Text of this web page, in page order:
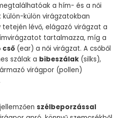
a hím- és a női
külön-külön virágzatokban
tetején lévő, elágazó virágzat a
tartalmazza, míg a
cső (ear) a női virágzat. A csőből
szálak a bibeszálak (silks),
virágpor (pollen)
szélbeporzással